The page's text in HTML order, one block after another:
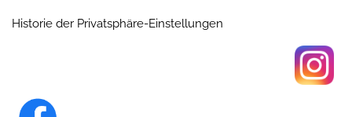
Historie der Privatsphäre-Einstellungen